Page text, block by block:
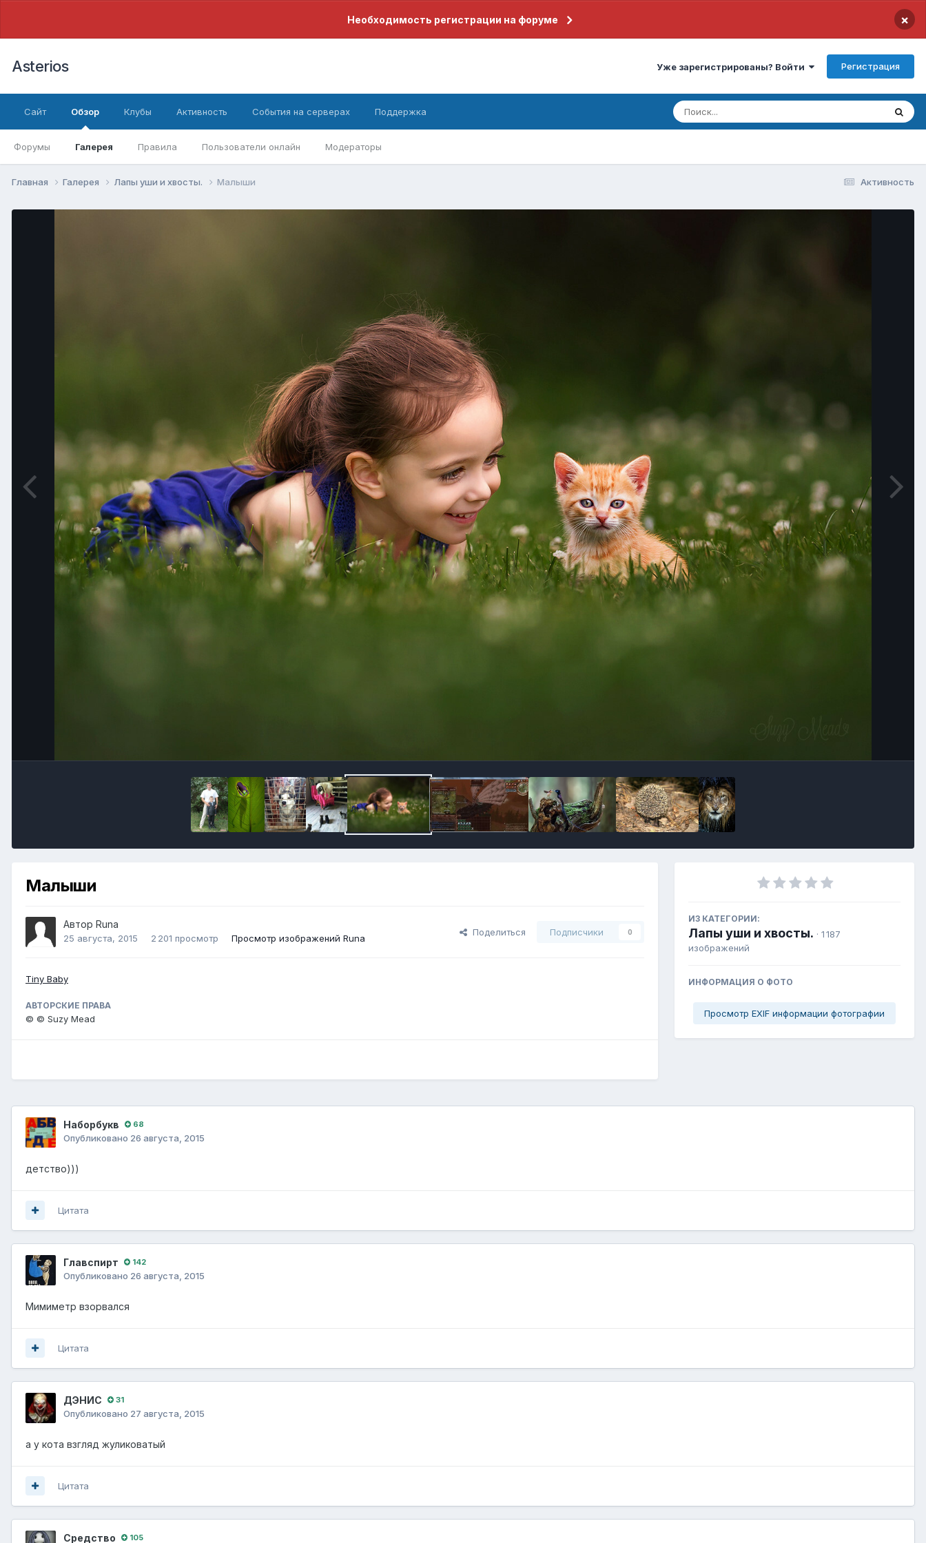
Необходимость регистрации на форуме ×
Asterios Уже зарегистрированы? Войти Регистрация
Сайт Обзор
Форумы Галерея Правила Пользователи онлайн Модераторы
Клубы Активность События на серверах Поддержка
Активность
Главная Галерея Лапы уши и хвосты. Малыши
Малыши
Автор Runа
25 августа, 2015 2 201 просмотр Просмотр изображений Runа
Поделиться Подписчики 0
Tiny Baby
АВТОРСКИЕ ПРАВА
© © Suzy Mead
ИЗ КАТЕГОРИИ:
Лапы уши и хвосты. · 1 187
изображений
ИНФОРМАЦИЯ О ФОТО
Просмотр EXIF информации фотографии
Наборбукв 68
Опубликовано 26 августа, 2015
детство)))
Цитата
Главспирт 142
Опубликовано 26 августа, 2015
Мимиметр взорвался
Цитата
ДЭНИС 31
Опубликовано 27 августа, 2015
а у кота взгляд жуликоватый
Цитата
Средство 105